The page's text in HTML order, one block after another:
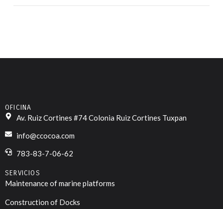
OFICINA
Av. Ruiz Cortines #74 Colonia Ruiz Cortines Tuxpan
info@ccocoa.com
783-83-7-06-62
SERVICIOS
Maintenance of marine platforms
Construction of Docks